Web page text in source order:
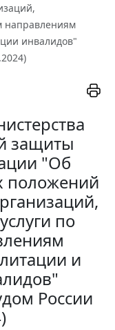
направлениям
инвалидов"
защиты
"Об
положений
по
и
России